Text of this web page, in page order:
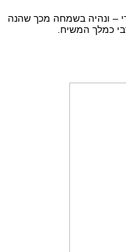
– ונהיה בשמחה מכך שהנה
כמלך המשיח.